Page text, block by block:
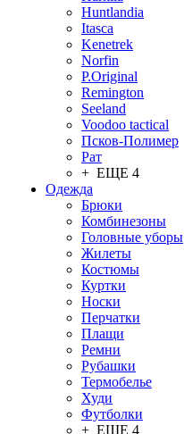
Huntlandia
Itasca
Kenetrek
Norfin
P.Original
Remington
Seeland
Voodoo tactical
Псков-Полимер
Рат
+ ЕЩЕ 4
Одежда
Брюки
Комбинезоны
Головные уборы
Жилеты
Костюмы
Куртки
Носки
Перчатки
Плащи
Ремни
Рубашки
Термобелье
Худи
Футболки
+ ЕЩЕ 4